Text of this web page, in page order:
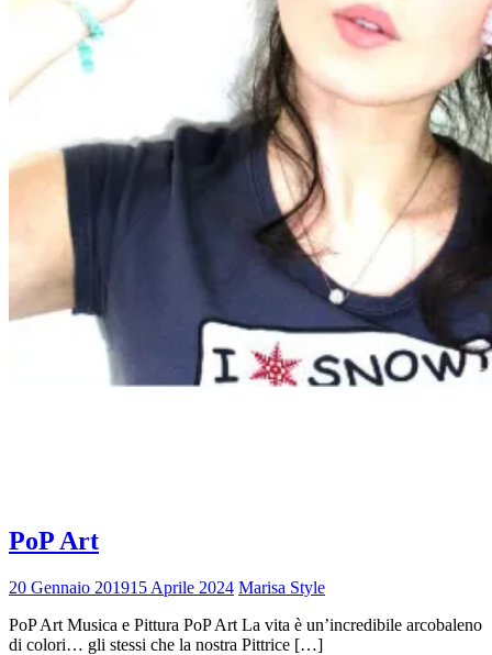
PoP Art
20 Gennaio 201915 Aprile 2024 Marisa Style
PoP Art Musica e Pittura PoP Art La vita è un’incredibile arcobaleno
di colori… gli stessi che la nostra Pittrice […]